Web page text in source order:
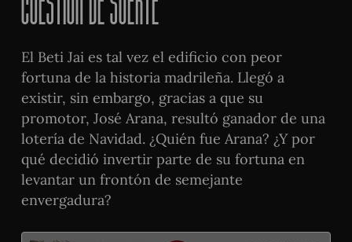
Cuestión de suerte
El Beti Jai es tal vez el edificio con peor
fortuna de la historia madrileña. Llegó a
existir, sin embargo, gracias a que su
promotor, José Arana, resultó ganador de una
lotería de Navidad. ¿Quién fue Arana? ¿Y por
qué decidió invertir parte de su fortuna en
levantar un frontón de semejante
envergadura?